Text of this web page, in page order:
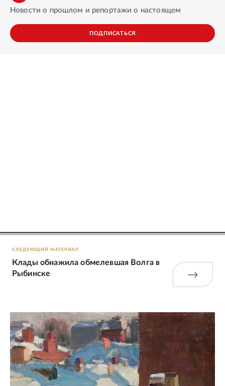
Новости о прошлом и репортажи о настоящем
ПОДПИСАТЬСЯ
СЛЕДУЮЩИЙ МАТЕРИАЛ
Клады обнажила обмелевшая Волга в
Рыбинске